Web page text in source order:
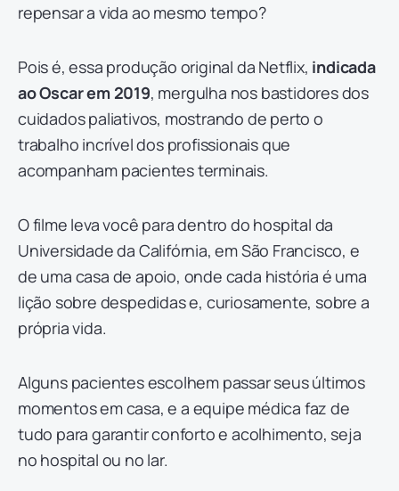
repensar a vida ao mesmo tempo?
Pois é, essa produção original da Netflix, indicada
ao Oscar em 2019, mergulha nos bastidores dos
cuidados paliativos, mostrando de perto o
trabalho incrível dos profissionais que
acompanham pacientes terminais.
O filme leva você para dentro do hospital da
Universidade da Califórnia, em São Francisco, e
de uma casa de apoio, onde cada história é uma
lição sobre despedidas e, curiosamente, sobre a
própria vida.
Alguns pacientes escolhem passar seus últimos
momentos em casa, e a equipe médica faz de
tudo para garantir conforto e acolhimento, seja
no hospital ou no lar.